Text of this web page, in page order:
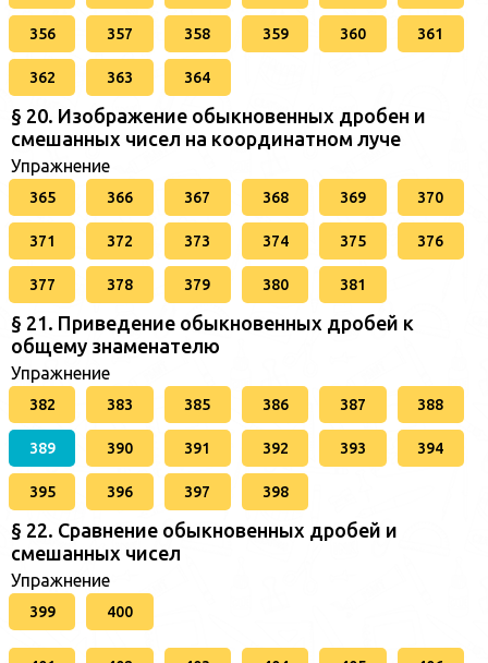
356 357 358 359 360 361
362 363 364
§ 20. Изображение обыкновенных дробен и
смешанных чисел на координатном луче
Упражнение
365 366 367 368 369 370
371 372 373 374 375 376
377 378 379 380 381
§ 21. Приведение обыкновенных дробей к
общему знаменателю
Упражнение
382 383 385 386 387 388
389 390 391 392 393 394
395 396 397 398
§ 22. Сравнение обыкновенных дробей и
смешанных чисел
Упражнение
399 400